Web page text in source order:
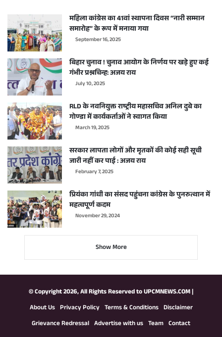
महिला कांग्रेस का 41वां स्थापना दिवस “नारी सम्मान
समारोह” के रूप में मनाया गया
September 16, 2025
बिहार चुनाव ! चुनाव आयोग के निर्णय पर खड़े हुए कई
गंभीर प्रश्नचिन्ह: अजय राय
July 10, 2025
RLD के नवनियुक्त राष्ट्रीय महासचिव अनिल दुबे का
गोण्डा में कार्यकर्ताओं ने स्वागत किया
March 19, 2025
सरकार लापता लोगों और मृतकों की कोई सही सूची
जारी नहीं कर पाई : अजय राय
February 7, 2025
प्रियंका गांधी का संसद पहुंचना कांग्रेस के पुनरुत्थान में
महत्वपूर्ण कदम
November 29, 2024
Show More
© Copyright 2026, All Rights Reserved toUPCMNEWS.COM|
About Us Privacy Policy Terms & Conditions Disclaimer
Grievance Redressal Advertise with us Team Contact